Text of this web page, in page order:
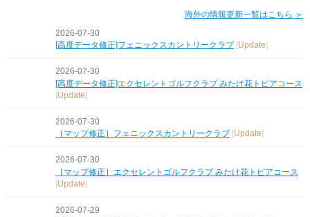
海外の情報更新一覧はこちら ＞
2026-07-30
[高度データ修正]フェニックスカントリークラブ
Update
2026-07-30
[高度データ修正]エクセレントゴルフクラブ みたけ花トピアコース
[Update]
2026-07-30
［マップ修正］フェニックスカントリークラブ [Update]
2026-07-30
［マップ修正］エクセレントゴルフクラブ みたけ花トピアコース
[Update]
2026-07-29